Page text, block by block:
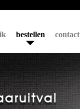
bestellen contact